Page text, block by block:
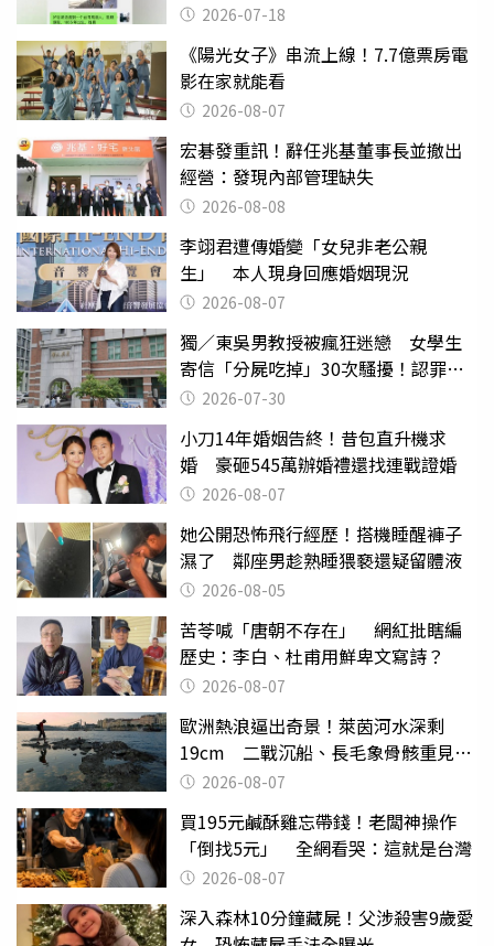
2026-07-18
《陽光女子》串流上線！7.7億票房電
影在家就能看
2026-08-07
宏碁發重訊！辭任兆基董事長並撤出
經營：發現內部管理缺失
2026-08-08
李翊君遭傳婚變「女兒非老公親
生」 本人現身回應婚姻現況
2026-08-07
獨／東吳男教授被瘋狂迷戀 女學生
寄信「分屍吃掉」30次騷擾！認罪免
關 2026-07-30
小刀14年婚姻告終！昔包直升機求
婚 豪砸545萬辦婚禮還找連戰證婚
2026-08-07
她公開恐怖飛行經歷！搭機睡醒褲子
濕了 鄰座男趁熟睡猥褻還疑留體液
2026-08-05
苦苓喊「唐朝不存在」 網紅批瞎編
歷史：李白、杜甫用鮮卑文寫詩？
2026-08-07
歐洲熱浪逼出奇景！萊茵河水深剩
19cm 二戰沉船、長毛象骨骸重見天
日 2026-08-07
買195元鹹酥雞忘帶錢！老闆神操作
「倒找5元」 全網看哭：這就是台灣
2026-08-07
深入森林10分鐘藏屍！父涉殺害9歲愛